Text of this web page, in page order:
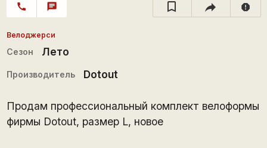
call chat report
Велоджерси
Сезон Лето
Производитель Dotout
Продам профессиональный комплект велоформы
фирмы Dotout, размер L, новое